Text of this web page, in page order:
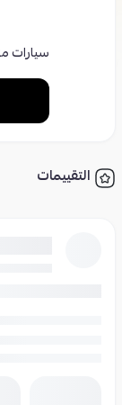
سيارات
التقييمات